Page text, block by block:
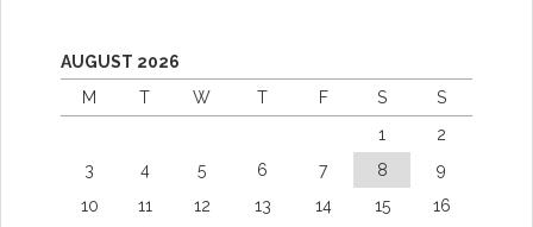
AUGUST 2026
M
T W T F S
S
1
2
3
4 5 6 7 8
9
10
11 12 13 14 15
16